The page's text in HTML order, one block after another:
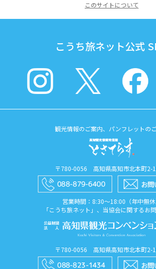
このサイトについて
こうち旅ネット公式
観光情報のご案内、パンフレットの
〒780-0056 高知県高知市北本町2-
営業時間：8:30〜18:00（年中無休
「こうち旅ネット」、当協会に関するお
〒780-0056 高知県高知市北本町2-